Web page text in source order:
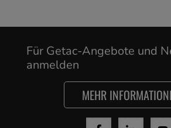
Für Getac-Angebote und
anmelden
MEHR